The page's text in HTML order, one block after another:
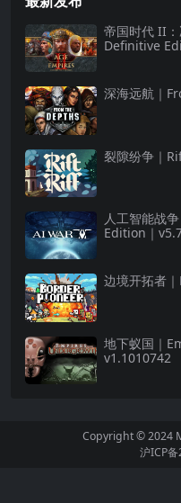
帝国时代 II
Definitive
深海远航｜
裂隙纷争｜
人工智能战
Edition｜
边境开拓者
地下蚁国｜
v1.1010742
Copyright © 2024
沪ICP